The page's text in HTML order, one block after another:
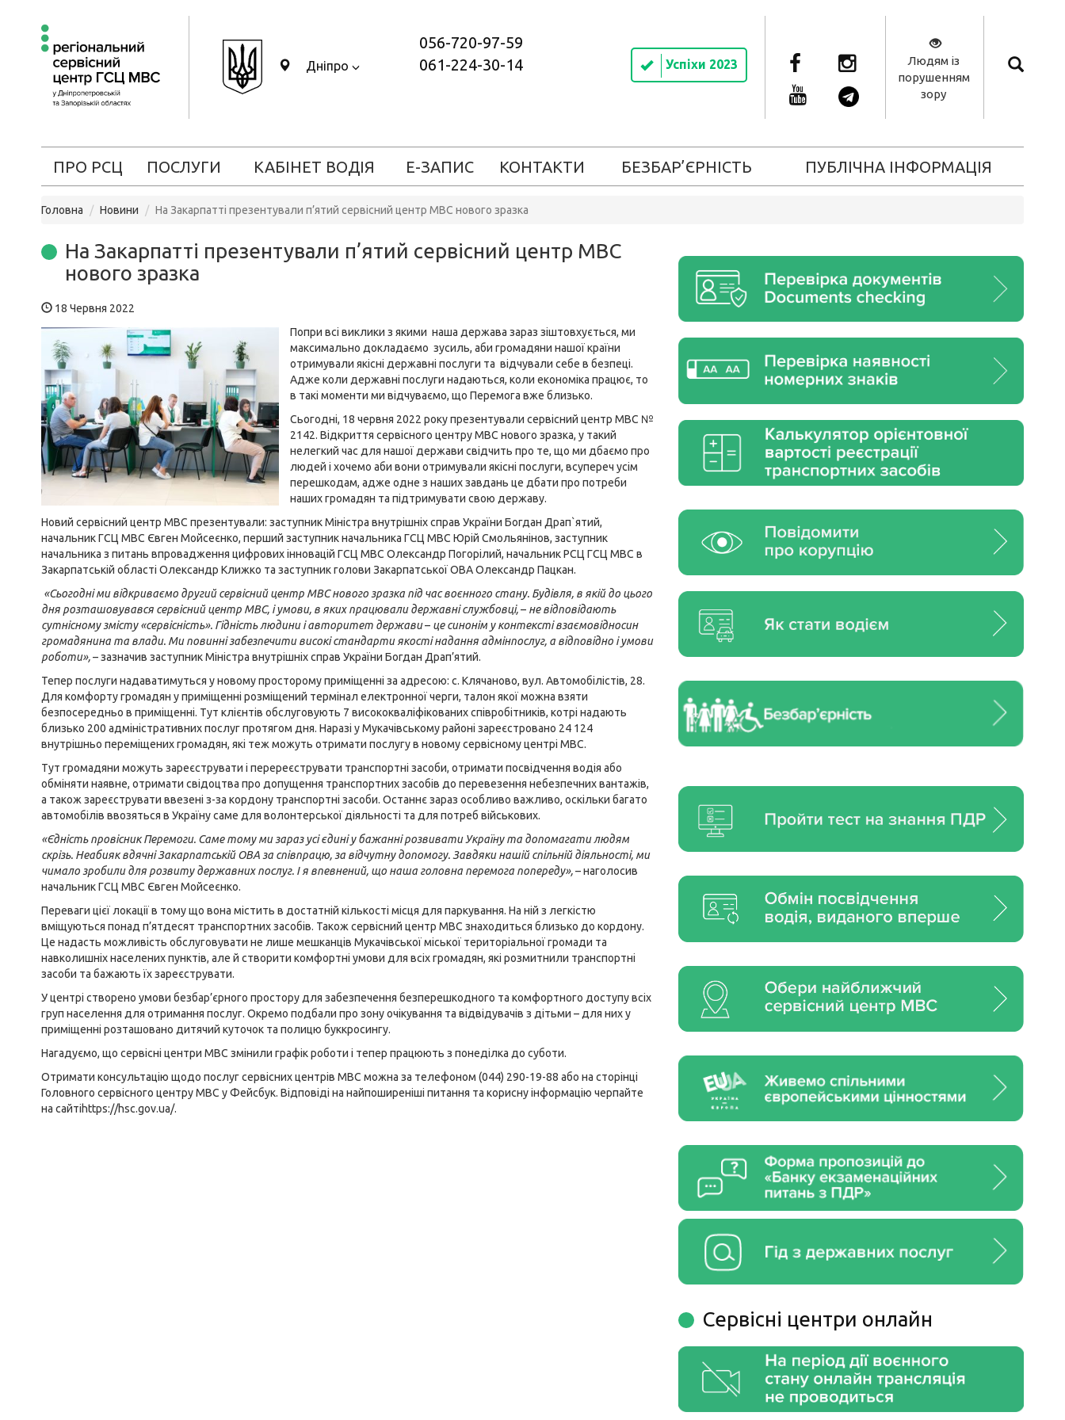
Дніпро
056-720-97-59
061-224-30-14
Успіхи 2023
Людям із
порушенням
зору
ПРО РСЦ ПОСЛУГИ КАБІНЕТ ВОДІЯ Е-ЗАПИС КОНТАКТИ БЕЗБАР’ЄРНІСТЬ ПУБЛІЧНА ІНФОРМАЦІЯ
Головна Новини На Закарпатті презентували п’ятий сервісний центр МВС нового зразка
На Закарпатті презентували п’ятий сервісний центр МВС
нового зразка
18 Червня 2022
Попри всі виклики з якими наша держава зараз зіштовхується, ми
максимально докладаємо зусиль, аби громадяни нашої країни
отримували якісні державні послуги та відчували себе в безпеці.
Адже коли державні послуги надаються, коли економіка працює, то
в такі моменти ми відчуваємо, що Перемога вже близько.
Сьогодні, 18 червня 2022 року презентували сервісний центр МВС №
2142. Відкриття сервісного центру МВС нового зразка, у такий
нелегкий час для нашої держави свідчить про те, що ми дбаємо про
людей і хочемо аби вони отримували якісні послуги, всупереч усім
перешкодам, адже одне з наших завдань це дбати про потреби
наших громадян та підтримувати свою державу.
Новий сервісний центр МВС презентували: заступник Міністра внутрішніх справ України Богдан Драп`ятий,
начальник ГСЦ МВС Євген Мойсеєнко, перший заступник начальника ГСЦ МВС Юрій Смольянінов, заступник
начальника з питань впровадження цифрових інновацій ГСЦ МВС Олександр Погорілий, начальник РСЦ ГСЦ МВС в
Закарпатській області Олександр Клижко та заступник голови Закарпатської ОВА Олександр Пацкан.
«Сьогодні ми відкриваємо другий сервісний центр МВС нового зразка під час воєнного стану. Будівля, в якій до цього
дня розташовувався сервісний центр МВС, і умови, в яких працювали державні службовці,– не відповідають
сутнісному змісту «сервісність». Гідність людини і авторитет держави– це синонім у контексті взаємовідносин
громадянина та влади. Ми повинні забезпечити високі стандарти якості надання адмінпослуг, а відповідно і умови
роботи»,– зазначив заступник Міністра внутрішніх справ України Богдан Драп’ятий.
Тепер послуги надаватимуться у новому просторому приміщенні за адресою: с. Клячаново, вул. Автомобілістів, 28.
Для комфорту громадян у приміщенні розміщений термінал електронної черги, талон якої можна взяти
безпосередньо в приміщенні. Тут клієнтів обслуговують 7 висококваліфікованих співробітників, котрі надають
близько 200 адміністративних послуг протягом дня. Наразі у Мукачівському районі зареєстровано 24 124
внутрішньо переміщених громадян, які теж можуть отримати послугу в новому сервісному центрі МВС.
Тут громадяни можуть зареєструвати і перереєструвати транспортні засоби, отримати посвідчення водія або
обміняти наявне, отримати свідоцтва про допущення транспортних засобів до перевезення небезпечних вантажів,
а також зареєструвати ввезені з-за кордону транспортні засоби. Останнє зараз особливо важливо, оскільки багато
автомобілів ввозяться в Україну саме для волонтерської діяльності та для потреб військових.
«Єдність провісник Перемоги. Саме тому ми зараз усі єдині у бажанні розвивати Україну та допомагати людям
скрізь. Неабияк вдячні Закарпатській ОВА за співпрацю, за відчутну допомогу. Завдяки нашій спільній діяльності, ми
чимало зробили для розвиту державних послуг. І я впевнений, що наша головна перемога попереду»,– наголосив
начальник ГСЦ МВС Євген Мойсеєнко.
Переваги цієї локації в тому що вона містить в достатній кількості місця для паркування. На ній з легкістю
вміщуються понад п’ятдесят транспортних засобів. Також сервісний центр МВС знаходиться близько до кордону.
Це надасть можливість обслуговувати не лише мешканців Мукачівської міської територіальної громади та
навколишніх населених пунктів, але й створити комфортні умови для всіх громадян, які розмитнили транспортні
засоби та бажають їх зареєструвати.
У центрі створено умови безбар’єрного простору для забезпечення безперешкодного та комфортного доступу всіх
груп населення для отримання послуг. Окремо подбали про зону очікування та відвідувачів з дітьми – для них у
приміщенні розташовано дитячий куточок та полицю буккросингу.
Нагадуємо, що сервісні центри МВС змінили графік роботи і тепер працюють з понеділка до суботи.
Отримати консультацію щодо послуг сервісних центрів МВС можна за телефоном (044) 290-19-88 або на сторінці
Головного сервісного центру МВС уФейсбук. Відповіді на найпоширеніші питання та корисну інформацію черпайте
на сайтіhttps://hsc.gov.ua/.
Сервiснi центри онлайн